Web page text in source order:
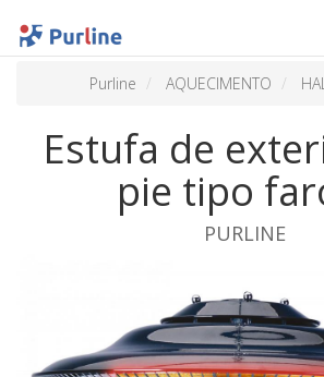
Purline AQUECIMENTO
Estufa de
pie tipo
PURLINE